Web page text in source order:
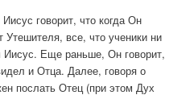
говорит, что когда Он
все, что ученики ни
Иисус. Еще раньше, Он говорит,
и Отца. Далее, говоря о
послать Отец (при этом Дух